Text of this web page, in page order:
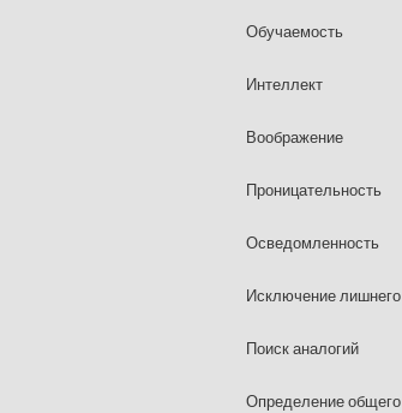
Обучаемость
Интеллект
Воображение
Проницательность
Осведомленность
Исключение лишнего
Поиск аналогий
Определение общего